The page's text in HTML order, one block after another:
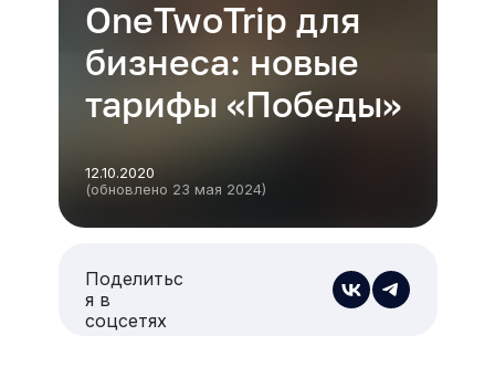
OneTwoTrip для
бизнеса: новые
тарифы «Победы»
12.10.2020
(обновлено 23 мая 2024)
Поделитьс
я в
соцсетях